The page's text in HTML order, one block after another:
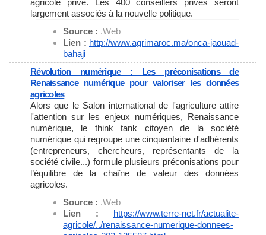
agricole privé. Les 400 conseillers privés seront
largement associés à la nouvelle politique.
Source : .Web
Lien : http://www.agrimaroc.ma/onca-jaouad-
bahaji
Révolution numérique : Les préconisations de
Renaissance numérique pour valoriser les données
agricoles
Alors que le Salon international de l'agriculture attire
l'attention sur les enjeux numériques, Renaissance
numérique, le think tank citoyen de la société
numérique qui regroupe une cinquantaine d'adhérents
(entrepreneurs, chercheurs, représentants de la
société civile...) formule plusieurs préconisations pour
l’équilibre de la chaîne de valeur des données
agricoles.
Source : .Web
Lien : https://www.terre-net.fr/actualite-
agricole/../renaissance-numerique-donnees-